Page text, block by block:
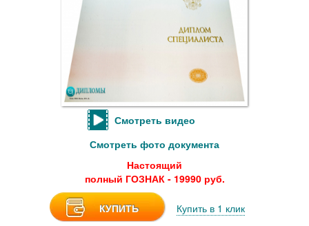
Смотреть видео
Смотреть фото документа
Настоящий
полный ГОЗНАК - 19990 руб.
КУПИТЬ Купить в 1 клик